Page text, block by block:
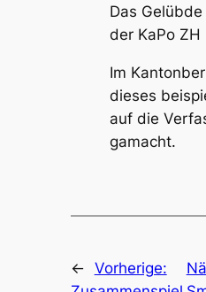
Das
der KaPo ZH
Im
dieses
auf die
gamacht.
← Vorherige: